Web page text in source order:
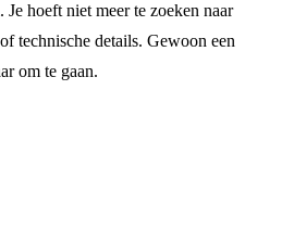
hoeft niet meer te zoeken naar
technische details. Gewoon een
om te gaan.